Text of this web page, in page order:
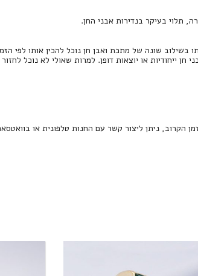
שונה של מתכת ואבן חן נוכל להכין אותו לפי
ייחודיות או יוצאות דופן. למרות שאולי לא נוכל
הקרוב, ניתן ליצור קשר עם החנות טלפונית או